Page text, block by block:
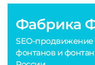
Фабрика
SEO-продвижение
фонтанов и